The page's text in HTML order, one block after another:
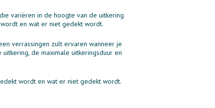
variëren in de hoogte van de uitkering
en wat er niet gedekt wordt.
verrassingen zult ervaren wanneer je
de maximale uitkeringsduur en
wordt en wat er niet gedekt wordt.